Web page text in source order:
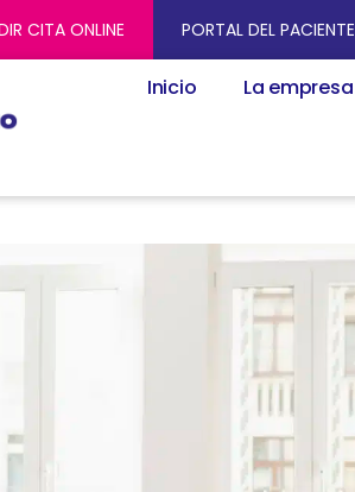
CITA ONLINE PORTAL DEL PACIENTE
Inicio La empresa